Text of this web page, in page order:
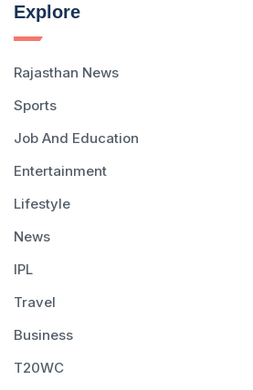
Explore
Rajasthan News
Sports
Job And Education
Entertainment
Lifestyle
News
IPL
Travel
Business
T20WC